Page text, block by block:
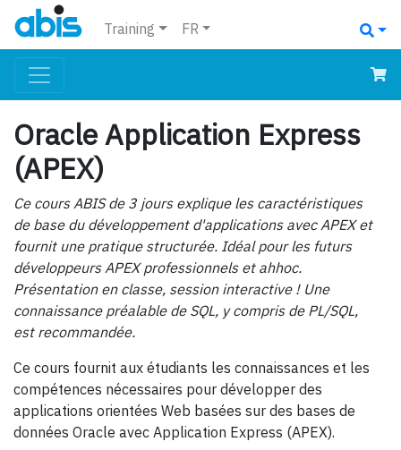
Training FR
Oracle Application Express
(APEX)
Ce cours ABIS de 3 jours explique les caractéristiques
de base du développement d'applications avec APEX et
fournit une pratique structurée. Idéal pour les futurs
développeurs APEX professionnels et ahhoc.
Présentation en classe, session interactive ! Une
connaissance préalable de SQL, y compris de PL/SQL,
est recommandée.
Ce cours fournit aux étudiants les connaissances et les
compétences nécessaires pour développer des
applications orientées Web basées sur des bases de
données Oracle avec Application Express (APEX).